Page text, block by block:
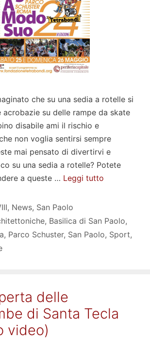
che su una sedia a rotelle si
acrobazie su delle rampe da skate
disabile ami il rischio e
non voglia sentirsi sempre
mai pensato di divertirvi e
su una sedia a rotelle? Potete
a queste … Leggi tutto
, News, San Paolo
, Basilica di San Paolo,
, Parco Schuster, San Paolo, Sport,
delle
di Santa Tecla
video)